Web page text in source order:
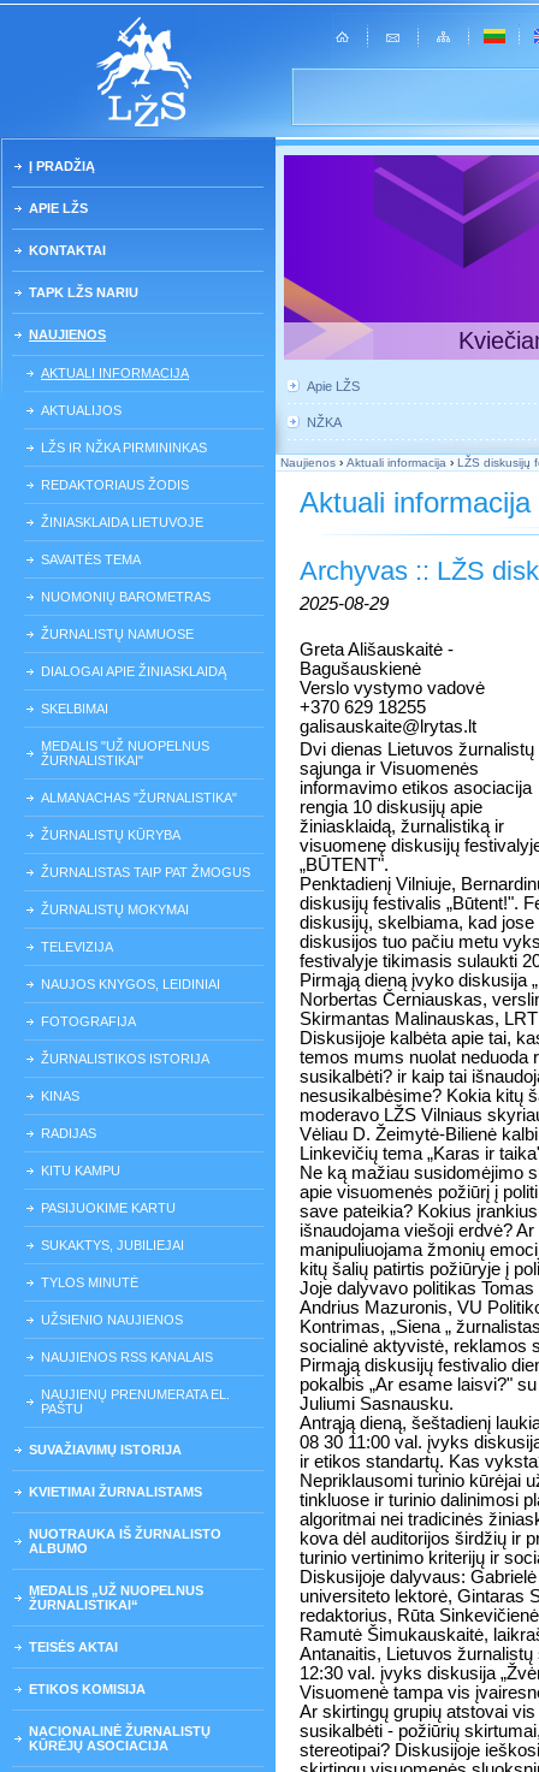
Į PRADŽIĄ
APIE LŽS
KONTAKTAI
TAPK LŽS NARIU
NAUJIENOS
AKTUALI INFORMACIJA
AKTUALIJOS
LŽS IR NŽKA PIRMININKAS
REDAKTORIAUS ŽODIS
ŽINIASKLAIDA LIETUVOJE
SAVAITĖS TEMA
NUOMONIŲ BAROMETRAS
ŽURNALISTŲ NAMUOSE
DIALOGAI APIE ŽINIASKLAIDĄ
SKELBIMAI
MEDALIS "UŽ NUOPELNUS
ŽURNALISTIKAI"
ALMANACHAS "ŽURNALISTIKA"
ŽURNALISTŲ KŪRYBA
ŽURNALISTAS TAIP PAT ŽMOGUS
ŽURNALISTŲ MOKYMAI
TELEVIZIJA
NAUJOS KNYGOS, LEIDINIAI
FOTOGRAFIJA
ŽURNALISTIKOS ISTORIJA
KINAS
RADIJAS
KITU KAMPU
PASIJUOKIME KARTU
SUKAKTYS, JUBILIEJAI
TYLOS MINUTĖ
UŽSIENIO NAUJIENOS
NAUJIENOS RSS KANALAIS
NAUJIENŲ PRENUMERATA EL.
PAŠTU
SUVAŽIAVIMŲ ISTORIJA
KVIETIMAI ŽURNALISTAMS
NUOTRAUKA IŠ ŽURNALISTO
ALBUMO
MEDALIS „UŽ NUOPELNUS
ŽURNALISTIKAI“
TEISĖS AKTAI
ETIKOS KOMISIJA
NACIONALINĖ ŽURNALISTŲ
KŪRĖJŲ ASOCIACIJA
Apie LŽS
NŽKA
Naujienos › Aktuali informacija › LŽS diskusijų
Aktuali informacija
Archyvas :: LŽS
2025-08-29
Greta Ališauskaitė -
Bagušauskienė
Verslo vystymo vadovė
+370 629 18255
galisauskaite@lrytas.lt
Dvi dienas Lietuvos žurnalistų
sąjunga ir Visuomenės
informavimo etikos asociacija
rengia 10 diskusijų apie
žiniasklaidą, žurnalistiką ir
visuomenę diskusijų
„BŪTENT".
Penktadienį Vilniuje,
diskusijų festivalis „Būtent!".
diskusijų, skelbiama, kad
diskusijos tuo pačiu metu
festivalyje tikimasis sulaukti
Pirmąją dieną įvyko diskusija
Norbertas Černiauskas,
Skirmantas Malinauskas,
Diskusijoje kalbėta apie tai,
temos mums nuolat neduoda
susikalbėti? ir kaip tai
nesusikalbėsime? Kokia kitų
moderavo LŽS Vilniaus
Vėliau D. Žeimytė-Bilienė
Linkevičių tema „Karas ir
Ne ką mažiau susidomėjimo
apie visuomenės požiūrį į
save pateikia? Kokius
išnaudojama viešoji erdvė?
manipuliuojama žmonių
kitų šalių patirtis požiūryje į
Joje dalyvavo politikas
Andrius Mazuronis, VU
Kontrimas, „Siena „
socialinė aktyvistė, reklamos
Pirmąją diskusijų festivalio
pokalbis „Ar esame laisvi?"
Juliumi Sasnausku.
Antrąją dieną, šeštadienį
08 30 11:00 val. įvyks
ir etikos standartų. Kas
Nepriklausomi turinio kūrėjai
tinkluose ir turinio dalinimosi
algoritmai nei tradicinės
kova dėl auditorijos širdžių ir
turinio vertinimo kriterijų ir
Diskusijoje dalyvaus:
universiteto lektorė, Gintaras
redaktorius, Rūta
Ramutė Šimukauskaitė,
Antanaitis, Lietuvos
12:30 val. įvyks diskusija
Visuomenė tampa vis
Ar skirtingų grupių atstovai
susikalbėti - požiūrių
stereotipai? Diskusijoje